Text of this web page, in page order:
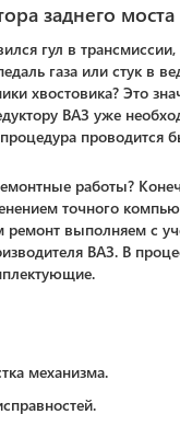
заднего
гул в трансмиссии,
газа или стук в
хвостовика? Это
ВАЗ уже
проводится
работы?
точного
ремонт выполняем с
ВАЗ. В
механизма.